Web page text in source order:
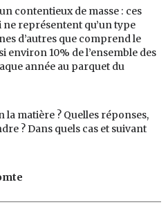
contentieux de masse : ces
représentent qu’un type
d’autres que comprend le
environ 10% de l’ensemble des
année au parquet du
la matière ? Quelles réponses,
? Dans quels cas et suivant